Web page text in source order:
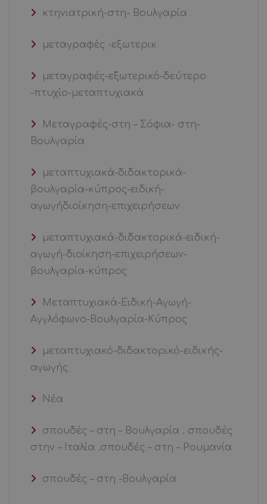
κτηνιατρική-στη- Βουλγαρία
μεταγραφές -εξωτερικ
μεταγραφές-εξωτερικό-δεύτερο
-πτυχίο-μεταπτυχιακά
Μεταγραφές-στη – Σόφια- στη-
Βουλγαρία
μεταπτυχιακά-διδακτορικά-
βουλγαρία-κύπρος-ειδική-
αγωγήδιοίκηση-επιχειρήσεων
μεταπτυχιακά-διδακτορικά-ειδική-
αγωγή-διοίκηση-επιχειρήσεων-
βουλγαρία-κύπρος
Μεταπτυχιακά-Ειδική-Αγωγή-
Αγγλόφωνο-Βουλγαρία-Κύπρος
μεταπτυχιακό-διδακτορικό-ειδικής-
αγωγής
Νέα
σπουδές – στη – Βουλγαρία . σπουδές
στην – Ιταλία .σπουδές – στη – Ρουμανία
σπουδές – στη -Βουλγαρία